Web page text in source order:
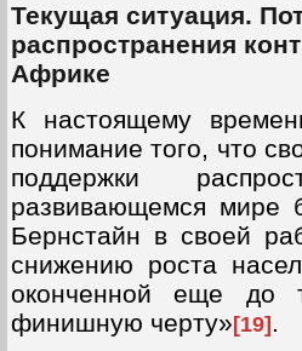
Текущая ситуация.
распространения
Африке
К настоящему
понимание того, что
поддержки
развивающемся мире
Бернстайн в своей
снижению роста
оконченной еще до
финишную черту»[19].